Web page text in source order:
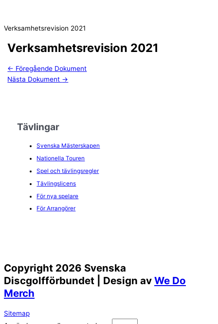
Verksamhetsrevision 2021
Tävlingar
Svenska Mästerskapen
Nationella Touren
Spel och tävlingsregler
Tävlingslicens
För nya spelare
För Arrangörer
Verksamhetsrevision 2021
← Föregående Dokument
Nästa Dokument →
Copyright 2026 Svenska
Discgolfförbundet | Design av We Do
Merch
Sitemap